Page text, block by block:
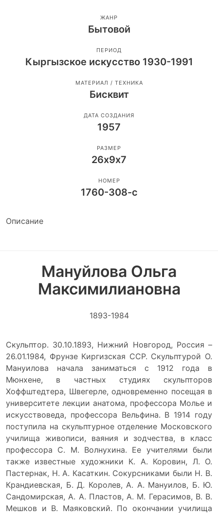
ЖАНР
Бытовой
ПЕРИОД
Кыргызское искусство 1930-1991
МАТЕРИАЛ / ТЕХНИКА
Бисквит
ДАТА СОЗДАНИЯ
1957
РАЗМЕР
26х9х7
НОМЕР
1760-308-с
Описание
Мануйлова Ольга
Максимилиановна
1893-1984
Скульптор. 30.10.1893, Нижний Новгород, Россия –
26.01.1984, Фрунзе Киргизская ССР. Скульптурой О.
Мануилова начала заниматься с 1912 года в
Мюнхене, в частных студиях скульпторов
Хоффштедтера, Швегерле, одновременно посещая в
университете лекции анатома, профессора Молье и
искусствоведа, профессора Вельфина. В 1914 году
поступила на скульптурное отделение Московского
училища живописи, ваяния и зодчества, в класс
профессора С. М. Волнухина. Ее учителями были
также известные художники К. А. Коровин, Л. О.
Пастернак, Н. А. Касаткин. Сокурсниками были Н. В.
Крандиевская, Б. Д. Королев, А. А. Мануилов, Б. Ю.
Сандомирская, А. А. Пластов, А. М. Герасимов, В. В.
Мешков и В. Маяковский. По окончании училища